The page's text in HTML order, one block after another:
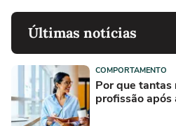
Últimas notícias
COMPORTAMENTO
Por que tantas
profissão após